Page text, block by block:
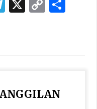
Telegram
X
Copy